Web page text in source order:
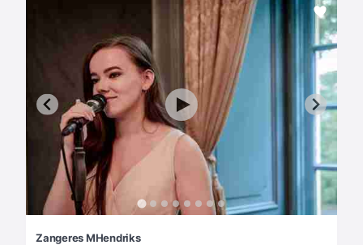
Zangeres MHendriks